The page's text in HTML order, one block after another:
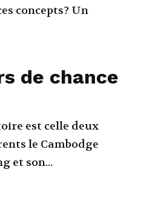
concepts? Un
de chance
est celle deux
le Cambodge
et son...